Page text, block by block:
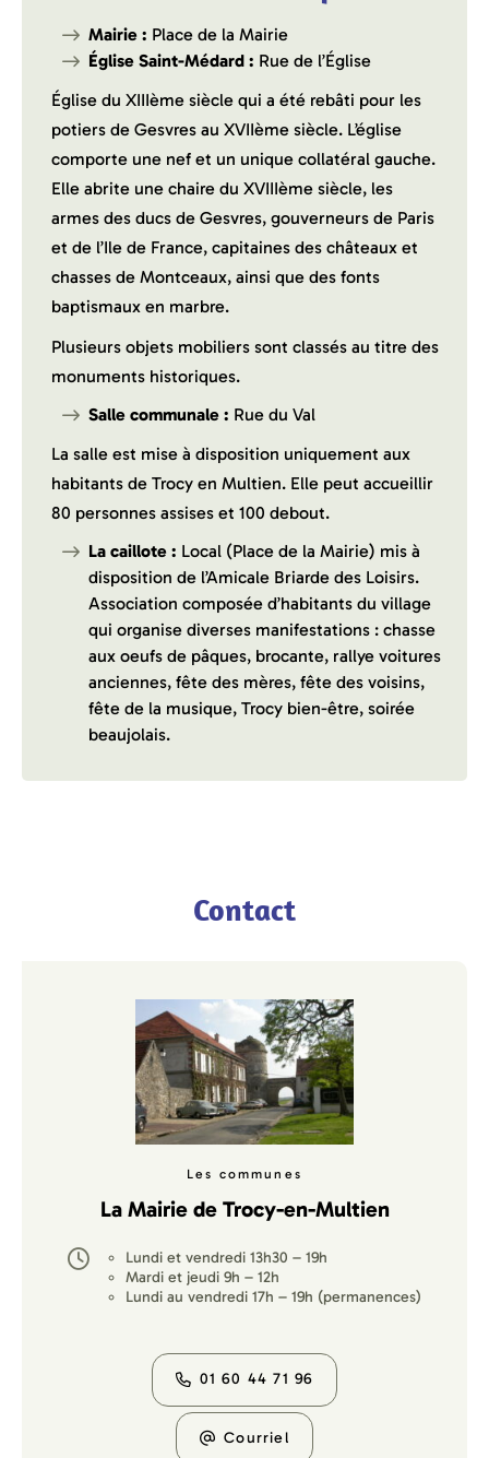
Mairie : Place de la Mairie
Église Saint-Médard : Rue de l’Église
Église du XIIIème siècle qui a été rebâti pour les
potiers de Gesvres au XVIIème siècle. L’église
comporte une nef et un unique collatéral gauche.
Elle abrite une chaire du XVIIIème siècle, les
armes des ducs de Gesvres, gouverneurs de Paris
et de l’Ile de France, capitaines des châteaux et
chasses de Montceaux, ainsi que des fonts
baptismaux en marbre.
Plusieurs objets mobiliers sont classés au titre des
monuments historiques.
Salle communale : Rue du Val
La salle est mise à disposition uniquement aux
habitants de Trocy en Multien. Elle peut accueillir
80 personnes assises et 100 debout.
La caillote : Local (Place de la Mairie) mis à
disposition de l’Amicale Briarde des Loisirs.
Association composée d’habitants du village
qui organise diverses manifestations : chasse
aux oeufs de pâques, brocante, rallye voitures
anciennes, fête des mères, fête des voisins,
fête de la musique, Trocy bien-être, soirée
beaujolais.
Contact
Les communes
La Mairie de Trocy-en-Multien
Lundi et vendredi 13h30 – 19h
Mardi et jeudi 9h – 12h
Lundi au vendredi 17h – 19h (permanences)
01 60 44 71 96
Courriel